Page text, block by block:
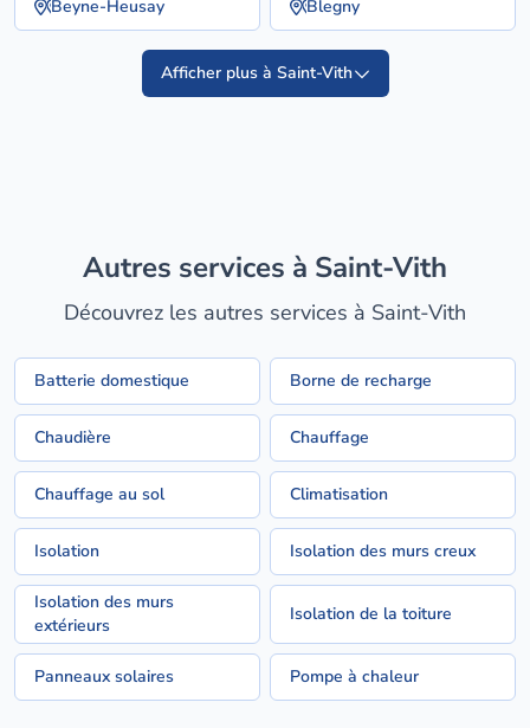
Beyne-Heusay Blegny
Afficher plus à Saint-Vith
Autres services à Saint-Vith
Découvrez les autres services à Saint-Vith
Batterie domestique Borne de recharge
Chaudière Chauffage
Chauffage au sol Climatisation
Isolation Isolation des murs creux
Isolation des murs
extérieurs
Isolation de la toiture
Panneaux solaires Pompe à chaleur